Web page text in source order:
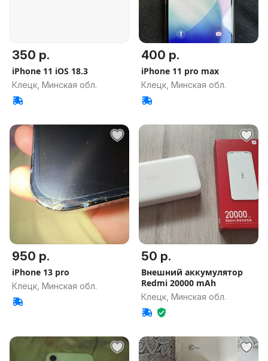
350 р.
iPhone 11 iOS 18.3
Клецк, Минская обл.
400 р.
iPhone 11 pro max
Клецк, Минская обл.
950 р.
iPhone 13 pro
Клецк, Минская обл.
50 р.
Внешний аккумулятор
Redmi 20000 mAh
Клецк, Минская обл.